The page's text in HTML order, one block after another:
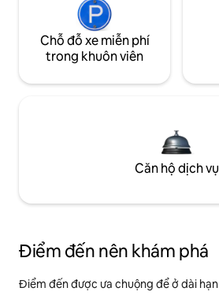
Chỗ đỗ xe miễn phí
trong khuôn viên
Căn hộ dịch vụ
Điểm đến nên khám phá
Điểm đến được ưa chuộng để ở dài hạn